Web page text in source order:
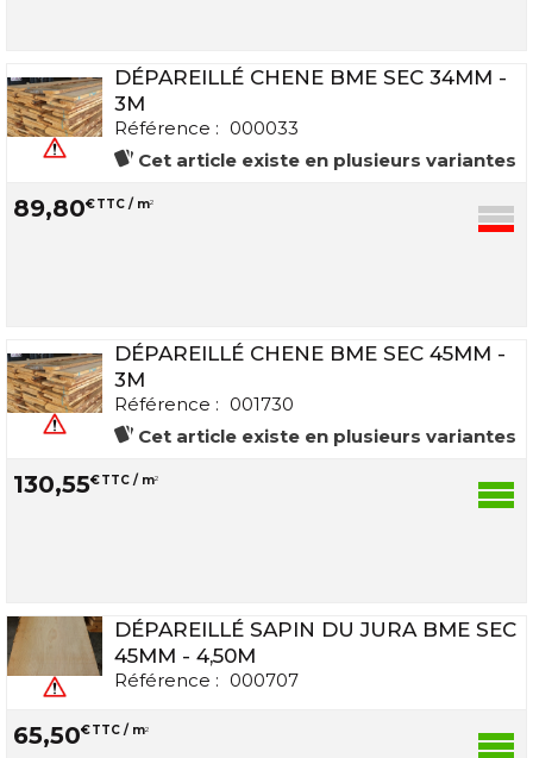
DÉPAREILLÉ CHENE BME SEC 34MM -
3M
Référence : 000033
Cet article existe en plusieurs variantes
89,80€TTC / m2
DÉPAREILLÉ CHENE BME SEC 45MM -
3M
Référence : 001730
Cet article existe en plusieurs variantes
130,55€TTC / m2
DÉPAREILLÉ SAPIN DU JURA BME SEC
45MM - 4,50M
Référence : 000707
65,50€TTC / m2